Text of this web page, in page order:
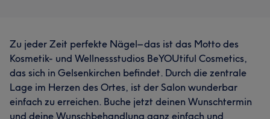
Zu jeder Zeit perfekte Nägel– das ist das Motto des
Kosmetik- und Wellnessstudios BeYOUtiful Cosmetics,
das sich in Gelsenkirchen befindet. Durch die zentrale
Lage im Herzen des Ortes, ist der Salon wunderbar
einfach zu erreichen. Buche jetzt deinen Wunschtermin
und deine Wunschbehandlung ganz einfach und